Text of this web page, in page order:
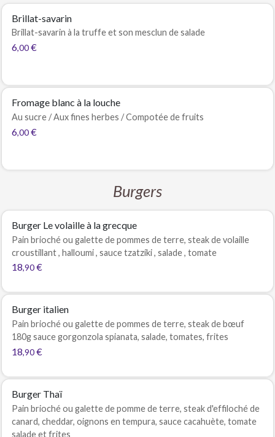
Brillat-savarin
Brillat-savarin à la truffe et son mesclun de salade
6,00 €
Fromage blanc à la louche
Au sucre / Aux fines herbes / Compotée de fruits
6,00 €
Burgers
Burger Le volaille à la grecque
Pain brioché ou galette de pommes de terre, steak de volaille
croustillant , halloumi , sauce tzatzíki , salade , tomate
18,90 €
Burger italien
Pain brioché ou galette de pommes de terre, steak de bœuf
180g sauce gorgonzola spianata, salade, tomates, frites
18,90 €
Burger Thaï
Pain brioché ou galette de pomme de terre, steak d'effiloché de
canard, cheddar, oignons en tempura, sauce cacahuète, tomate
salade et frites